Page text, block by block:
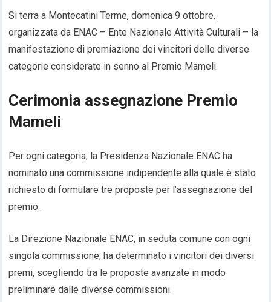
Si terra a Montecatini Terme,domenica 9ottobre,
organizzata da ENAC – Ente Nazionale Attività Culturali – la
manifestazione dipremiazione dei vincitori delle diverse
categorie considerate in senno al Premio Mameli.
Cerimonia assegnazione Premio
Mameli
Per ogni categoria, la Presidenza Nazionale ENAC ha
nominato una commissione indipendente alla qualeè stato
richiesto di formulare tre proposte per l’assegnazione del
premio.
La Direzione Nazionale ENAC, in seduta comune con ogni
singola commissione, ha determinato i vincitori dei diversi
premi, scegliendo tra le proposte avanzate in modo
preliminare dalle diverse commissioni.